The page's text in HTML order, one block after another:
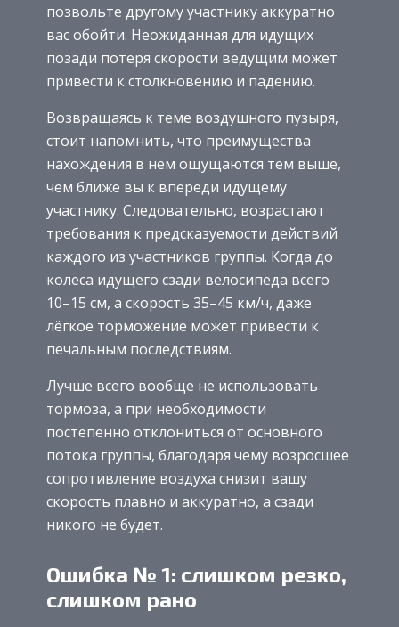
позвольте другому участнику аккуратно
вас обойти. Неожиданная для идущих
позади потеря скорости ведущим может
привести к столкновению и падению.
Возвращаясь к теме воздушного пузыря,
стоит напомнить, что преимущества
нахождения в нём ощущаются тем выше,
чем ближе вы к впереди идущему
участнику. Следовательно, возрастают
требования к предсказуемости действий
каждого из участников группы. Когда до
колеса идущего сзади велосипеда всего
10–15 см, а скорость 35–45 км/ч, даже
лёгкое торможение может привести к
печальным последствиям.
Лучше всего вообще не использовать
тормоза, а при необходимости
постепенно отклониться от основного
потока группы, благодаря чему возросшее
сопротивление воздуха снизит вашу
скорость плавно и аккуратно, а сзади
никого не будет.
Ошибка № 1: слишком резко,
слишком рано